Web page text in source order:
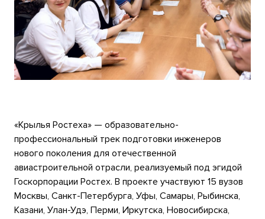
«Крылья Ростеха» — образовательно-
профессиональный трек подготовки инженеров
нового поколения для отечественной
авиастроительной отрасли, реализуемый под эгидой
Госкорпорации Ростех. В проекте участвуют 15 вузов
Москвы, Санкт-Петербурга, Уфы, Самары, Рыбинска,
Казани, Улан-Удэ, Перми, Иркутска, Новосибирска,